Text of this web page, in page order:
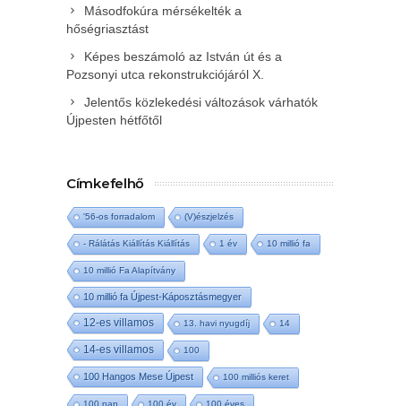
Másodfokúra mérsékelték a
hőségriasztást
Képes beszámoló az István út és a
Pozsonyi utca rekonstrukciójáról X.
Jelentős közlekedési változások várhatók
Újpesten hétfőtől
Címkefelhő
'56-os forradalom (V)észjelzés
- Rálátás Kiállítás Kiállítás 1 év 10 millió fa
10 millió Fa Alapítvány
10 millió fa Újpest-Káposztásmegyer
12-es villamos 13. havi nyugdíj 14
14-es villamos 100
100 Hangos Mese Újpest 100 milliós keret